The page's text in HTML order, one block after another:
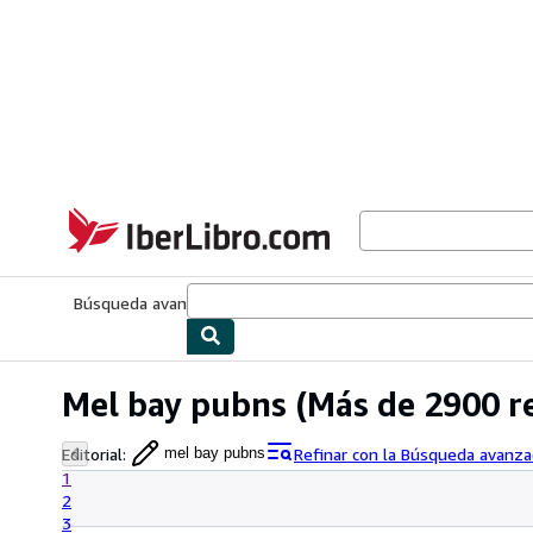
IberLibro.com
Búsqueda avanzada
Mel bay pubns (Más de 2900
Editorial: mel bay pubns
Refinar con la Búsqueda
1
2
3